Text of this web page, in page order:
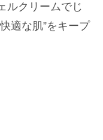
ルクリームでじ
適な肌”をキープ